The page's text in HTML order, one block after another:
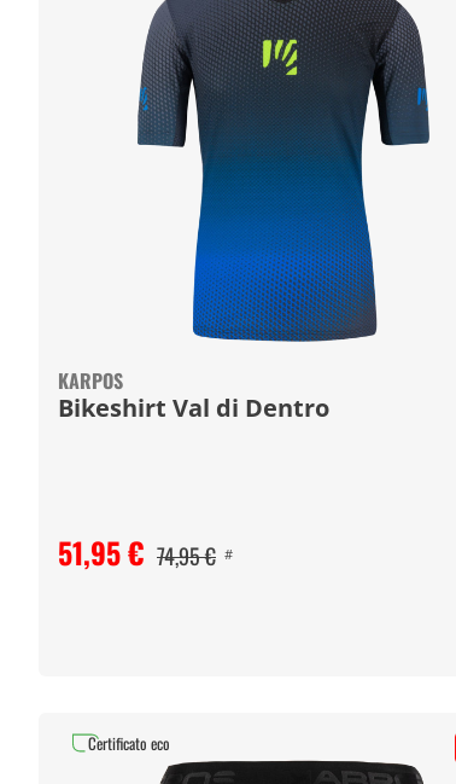
KARPOS
Bikeshirt Val di Dentro
51,95 € 74,95 € #
Certificato eco